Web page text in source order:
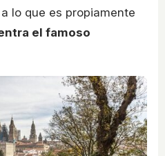
lo que es propiamente
el famoso